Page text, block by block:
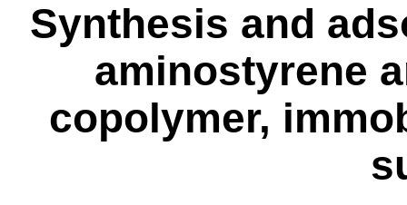
Synthesis and
aminostyrene
copolymer,